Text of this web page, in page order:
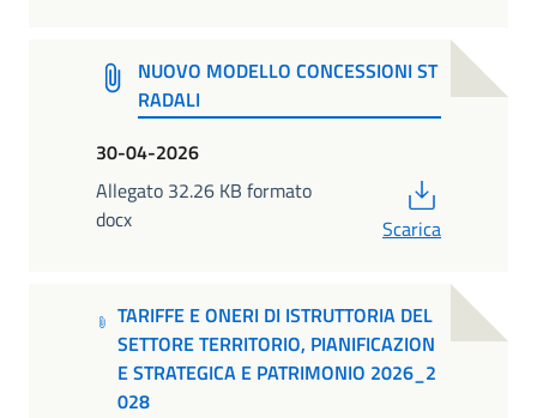
NUOVO MODELLO CONCESSIONI ST
RADALI
30-04-2026
Allegato 32.26 KB formato
docx
Scarica
TARIFFE E ONERI DI ISTRUTTORIA DEL
SETTORE TERRITORIO, PIANIFICAZION
E STRATEGICA E PATRIMONIO 2026_2
028